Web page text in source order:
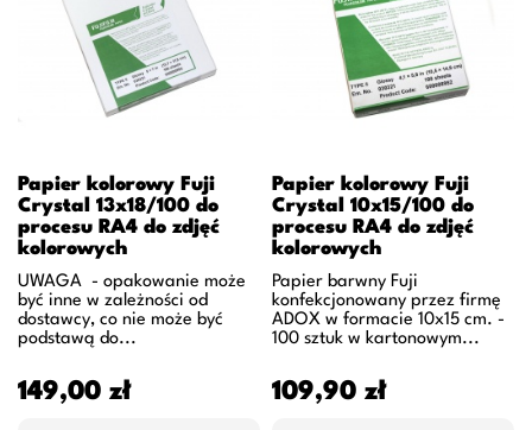
Papier kolorowy Fuji
Crystal 13x18/100 do
procesu RA4 do zdjęć
kolorowych
UWAGA - opakowanie może
być inne w zależności od
dostawcy, co nie może być
podstawą do...
Cena
149,00 zł
Papier kolorowy Fuji
Crystal 10x15/100 do
procesu RA4 do zdjęć
kolorowych
Papier barwny Fuji
konfekcjonowany przez firmę
ADOX w formacie 10x15 cm. -
100 sztuk w kartonowym...
Cena
109,90 zł